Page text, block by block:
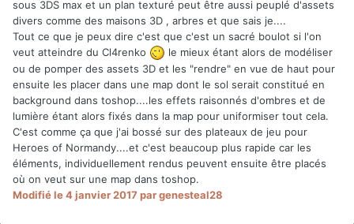
sous 3DS max et un plan texturé peut être aussi peuplé d'assets
divers comme des maisons 3D , arbres et que sais je....
Tout ce que je peux dire c'est que c'est un sacré boulot si l'on
veut atteindre du Cl4renko
le mieux étant alors de modéliser
ou de pomper des assets 3D et les "rendre" en vue de haut pour
ensuite les placer dans une map dont le sol serait constitué en
background dans toshop....les effets raisonnés d'ombres et de
lumière étant alors fixés dans la map pour uniformiser tout cela.
C'est comme ça que j'ai bossé sur des plateaux de jeu pour
Heroes of Normandy....et c'est beaucoup plus rapide car les
éléments, individuellement rendus peuvent ensuite être placés
où on veut sur une map dans toshop.
Modifiéle 4 janvier 2017 par genesteal28